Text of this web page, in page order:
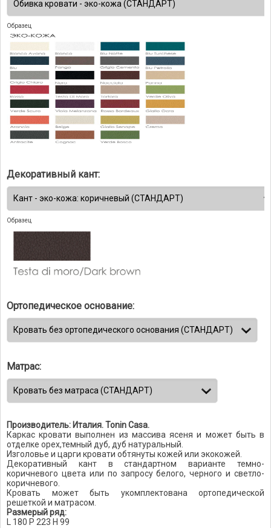
Образец
Декоративный кант:
Образец
Ортопедическое основание:
Матрас:
Производитель: Италия. Tonin Casa.
Каркас кровати выполнен из массива ясеня и может быть в
отделке орех,темный дуб, дуб натуральный.
Изголовье и царги кровати обтянуты кожей или экокожей.
Декоративный кант в стандартном варианте темно-
коричневого цвета или по запросу белого, черного и светло-
коричневого.
Кровать может быть укомплектована ортопедической
решеткой и матрасом.
Размерый ряд:
L 180 P 223 H 99